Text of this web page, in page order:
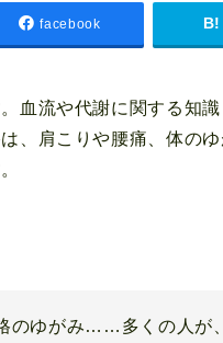
facebook
血流や代謝に関する知
、肩こりや腰痛、体の
のゆがみ……多くの人が